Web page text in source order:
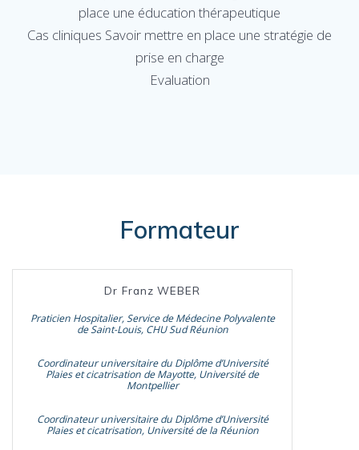
place une éducation thérapeutique
Cas cliniques Savoir mettre en place une stratégie de
prise en charge
Evaluation
Formateur
Dr Franz WEBER
Praticien Hospitalier, Service de Médecine Polyvalente
de Saint-Louis, CHU Sud Réunion
Coordinateur universitaire du Diplôme d’Université
Plaies et cicatrisation de Mayotte, Université de
Montpellier
Coordinateur universitaire du Diplôme d’Université
Plaies et cicatrisation, Université de la Réunion